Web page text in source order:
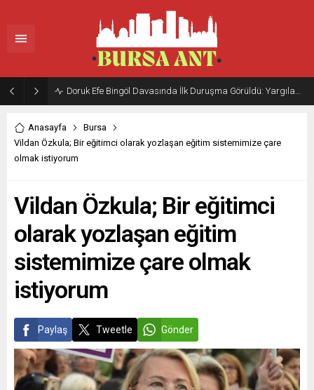
Doruk Efe Bingöl Davasında İlk Duruşma Görüldü: Yargılama 20 Ekim 2026’ya Ertelendi
Anasayfa
Bursa
Vildan Özkula; Bir eğitimci olarak yozlaşan eğitim sistemimize çare
olmak istiyorum
Vildan Özkula; Bir eğitimci
olarak yozlaşan eğitim
sistemimize çare olmak
istiyorum
Paylaş Tweetle Gönder